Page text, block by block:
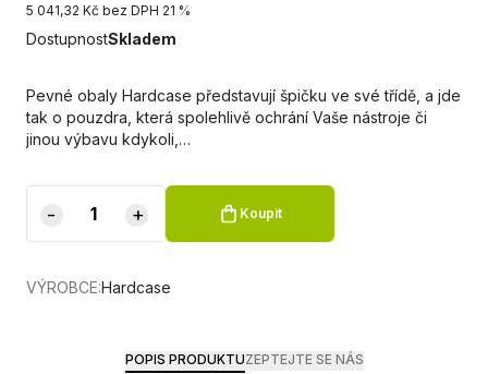
5 041,32 Kč bez DPH 21 %
DostupnostSkladem
Pevné obaly Hardcase představují špičku ve své třídě, a jde
tak o pouzdra, která spolehlivě ochrání Vaše nástroje či
jinou výbavu kdykoli,…
- + Koupit
VÝROBCE:Hardcase
POPIS PRODUKTUZEPTEJTE SE NÁS